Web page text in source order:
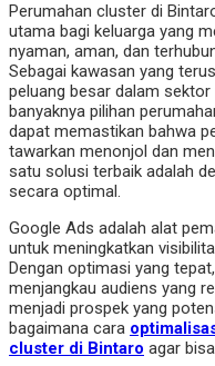
Perumahan cluster di
utama bagi keluarga yang
nyaman, aman, dan
Sebagai kawasan yang
peluang besar dalam
banyaknya pilihan
dapat memastikan bahwa
tawarkan menonjol dan
satu solusi terbaik adalah
secara optimal.
Google Ads adalah alat
untuk meningkatkan
Dengan optimasi yang
menjangkau audiens yang
menjadi prospek yang
bagaimana cara
cluster di Bintaro agar